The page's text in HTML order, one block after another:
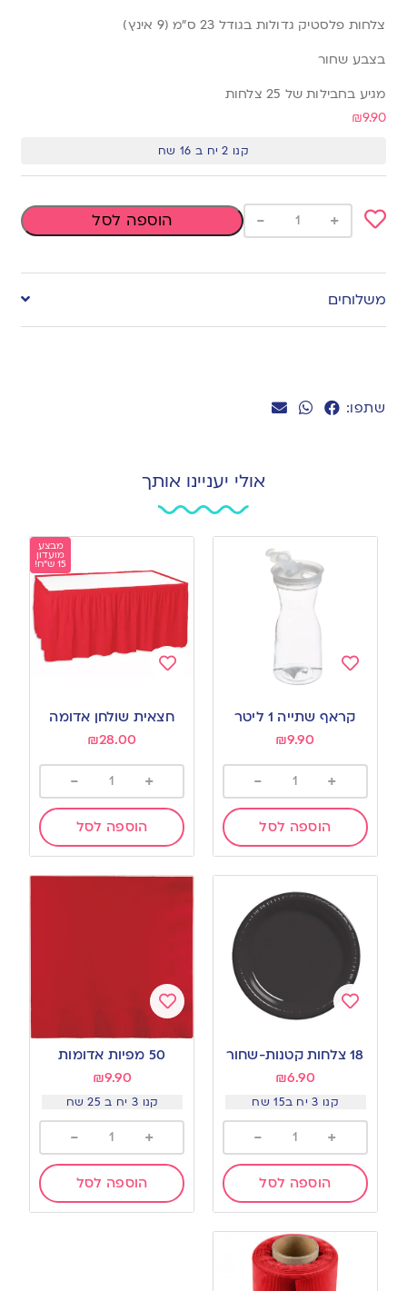
שתפו:
צלחות פלסטיק גדולות בגודל 23 ס”מ (9 אינץ)
בצבע שחור
מגיע בחבילות של 25 צלחות
₪9.90
קנו 2 יח ב 16 שח
to
wishlist
+
- הוספה לסל
משלוחים
אולי יעניינו אותך
to
wishlist
קראף שתייה 1 ליטר
₪9.90
+
-
הוספה לסל
מבצע
מועדון
15 ש"ח!
to
wishlist
חצאית שולחן אדומה
₪28.00
+
-
הוספה לסל
to18 צלחות קטנות-שחור
₪6.90
קנו 3 יח ב15 שח
+
-
הוספה לסל
Add
to
50 מפיות אדומות
₪9.90
קנו 3 יח ב 25 שח
+
-
הוספה לסל